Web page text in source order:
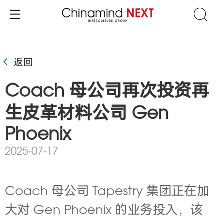
返回
Coach 母公司再次投资再
生皮革材料公司 Gen
Phoenix
2025-07-17
Coach 母公司 Tapestry 集团正在加
大对 Gen Phoenix 的业务投入，该